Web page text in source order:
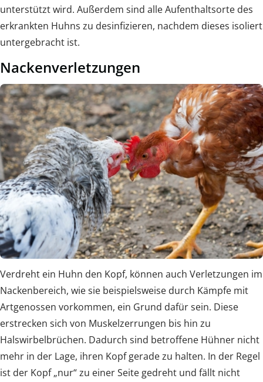
unterstützt wird. Außerdem sind alle Aufenthaltsorte des
erkrankten Huhns zu desinfizieren, nachdem dieses isoliert
untergebracht ist.
Nackenverletzungen
Verdreht ein Huhn den Kopf, können auch Verletzungen im
Nackenbereich, wie sie beispielsweise durch Kämpfe mit
Artgenossen vorkommen, ein Grund dafür sein. Diese
erstrecken sich von Muskelzerrungen bis hin zu
Halswirbelbrüchen. Dadurch sind betroffene Hühner nicht
mehr in der Lage, ihren Kopf gerade zu halten. In der Regel
ist der Kopf „nur“ zu einer Seite gedreht und fällt nicht